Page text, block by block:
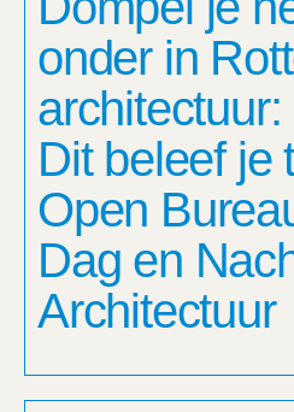
onder in
architectuur:
Dit beleef je
Open
Dag en
Architectuur